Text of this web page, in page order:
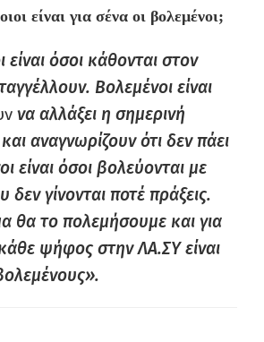
είναι για σένα οι βολεμένοι;
είναι όσοι κάθονται στον
Βολεμένοι είναι
να αλλάξει η σημερινή
αναγνωρίζουν ότι δεν πάει
είναι όσοι βολεύονται με
δεν γίνονται ποτέ πράξεις.
θα το πολεμήσουμε και για
ψήφος στην ΛΑ.ΣΥ είναι